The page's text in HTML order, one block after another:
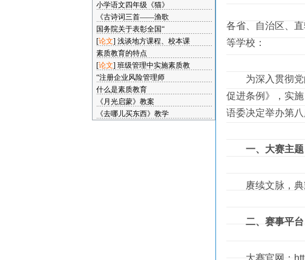
小学语文四年级《猫》
《古诗词三首——渔歌
国务院关于表彰全国“
[论文] 浅谈地方课程、校本课
素质教育的特点
[论文] 班级管理中实施素质教
“注册企业风险管理师
什么是素质教育
《月光启蒙》教案
《去哪儿买东西》教学
各省、自治区、
等学校：
为深入贯彻党的
促进条例》，实
语委决定举办第
一、大赛主题
赓续文脉，典
二、赛事平台
大赛官网：